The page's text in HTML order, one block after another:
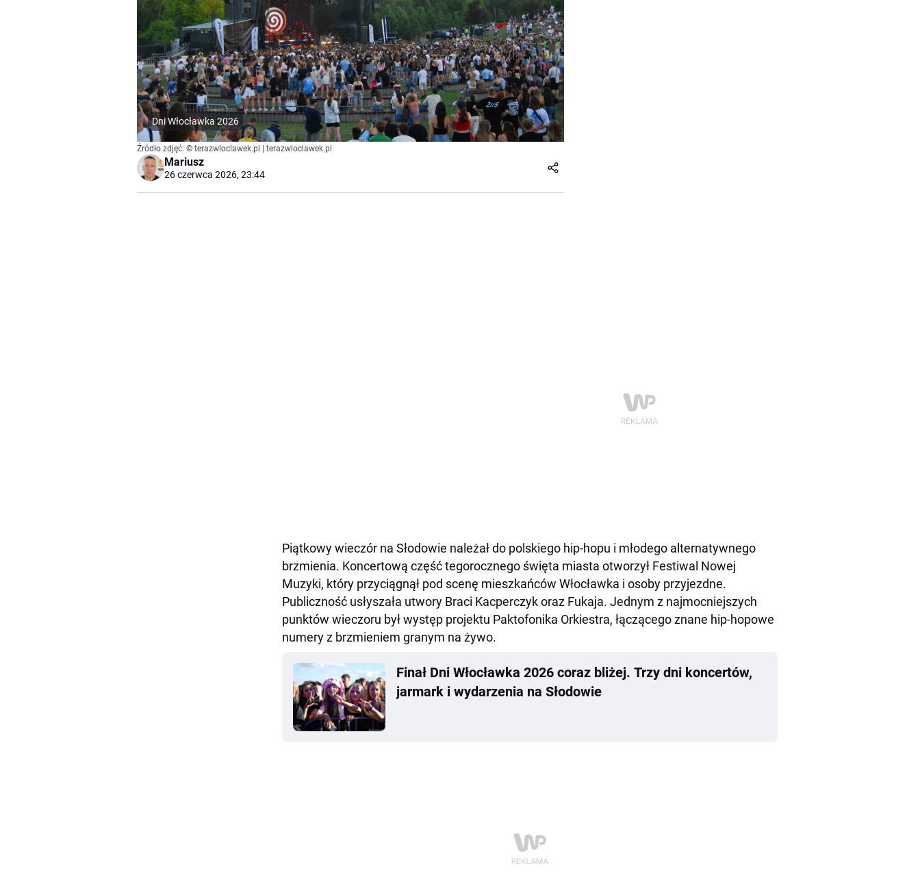
Dni Włocławka 2026
Źródło zdjęć: © terazwloclawek.pl | terazwloclawek.pl
Mariusz
26 czerwca 2026, 23:44
Piątkowy wieczór na Słodowie należał do polskiego hip-hopu i młodego alternatywnego
brzmienia. Koncertową część tegorocznego święta miasta otworzył Festiwal Nowej
Muzyki, który przyciągnął pod scenę mieszkańców Włocławka i osoby przyjezdne.
Publiczność usłyszała utwory Braci Kacperczyk oraz Fukaja. Jednym z najmocniejszych
punktów wieczoru był występ projektu Paktofonika Orkiestra, łączącego znane hip-hopowe
numery z brzmieniem granym na żywo.
Finał Dni Włocławka 2026 coraz bliżej. Trzy dni koncertów,
jarmark i wydarzenia na Słodowie